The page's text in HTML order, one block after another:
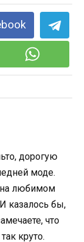
дорогую
моде.
на любимом
казалось бы,
что
круто.